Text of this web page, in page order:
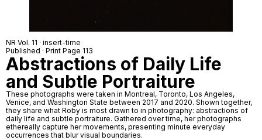
NR Vol. 11 · insert-time
Published · Print Page 113
Abstractions of Daily Life
and Subtle Portraiture
These photographs were taken in Montreal, Toronto, Los Angeles,
Venice, and Washington State between 2017 and 2020. Shown together,
they share what Roby is most drawn to in photography: abstractions of
daily life and subtle portraiture. Gathered over time, her photographs
ethereally capture her movements, presenting minute everyday
occurrences that blur visual boundaries.